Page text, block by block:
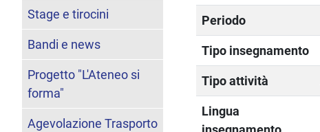
Periodo
Tipo insegnamento
Tipo attività
Lingua
Stage e tirocini
Bandi e news
Progetto "L'Ateneo si
forma"
Agevolazione Trasporto